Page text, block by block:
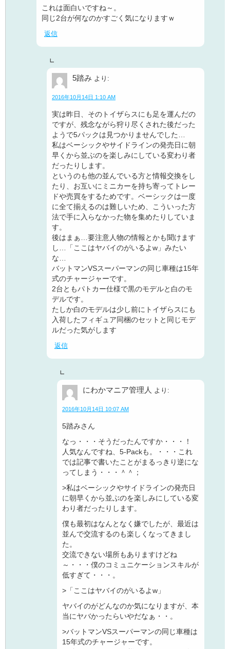
これは面白いですね～。
同じ2台が何なのかすごく気になりますｗ
返信
5踏み より:
2016年10月14日 1:10 AM
実は昨日、そのトイザらスにも足を運んだの
ですが、残念ながら狩り尽くされた後だった
ようで5パックは見つかりませんでした…
私はベーシックやサイドラインの発売日に朝
早くから並ぶのを楽しみにしている変わり者
だったりします。
というのも他の並んでいる方と情報交換をし
たり、お互いにミニカーを持ち寄ってトレー
ドや売買をするためです。ベーシックは一度
に全て揃えるのは難しいため、こういった方
法で手に入らなかった物を集めたりしていま
す。
後はまぁ…要注意人物の情報とかも聞けます
し…「ここはヤバイのがいるよw」みたい
な…
バットマンVSスーパーマンの同じ車種は15年
式のチャージャーです。
2台ともパトカー仕様で黒のモデルと白のモ
デルです。
たしか白のモデルは少し前にトイザらスにも
入荷したフィギュア同梱のセットと同じモデ
ルだった気がします
返信
にわかマニア管理人 より:
2016年10月14日 10:07 AM
5踏みさん
なっ・・・そうだったんですか・・・！
人気なんですね、5-Packも。・・・これ
では記事で書いたことがまるっきり逆にな
ってしまう・・・＾＾；
>私はベーシックやサイドラインの発売日
に朝早くから並ぶのを楽しみにしている変
わり者だったりします。
僕も最初はなんとなく嫌でしたが、最近は
並んで交流するのも楽しくなってきまし
た。
交流できない場所もありますけどね
～・・・僕のコミュニケーションスキルが
低すぎて・・・。
>「ここはヤバイのがいるよw」
ヤバイのがどんなのか気になりますが、本
当にヤバかったらいやだなぁ・・。
>バットマンVSスーパーマンの同じ車種は
15年式のチャージャーです。